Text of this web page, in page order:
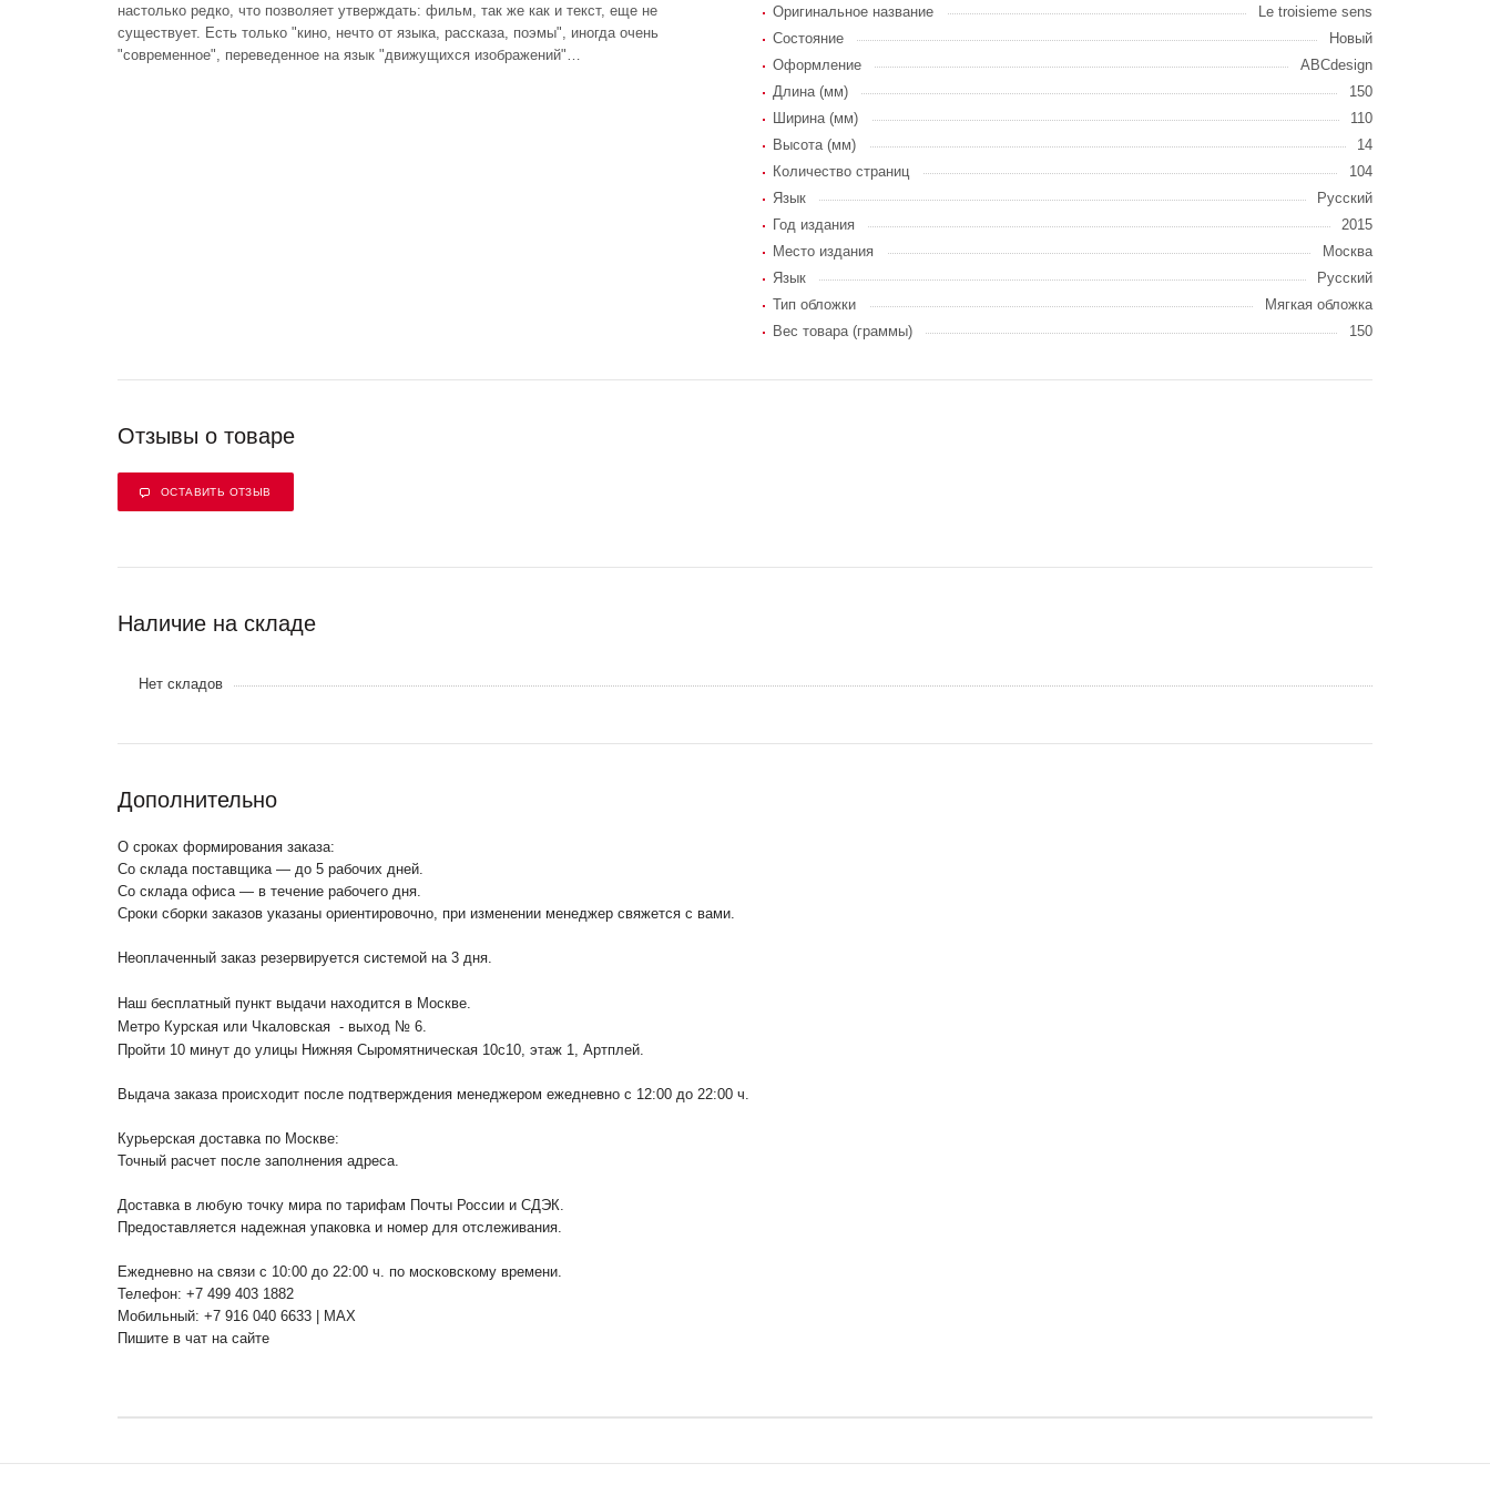
настолько редко, что позволяет утверждать: фильм, так же как и текст, еще не
существует. Есть только "кино, нечто от языка, рассказа, поэмы", иногда очень
"современное", переведенное на язык "движущихся изображений"…
Оригинальное название
Le troisieme sens
Состояние
Новый
Оформление
ABCdesign
Длина (мм)
150
Ширина (мм)
110
Высота (мм)
14
Количество страниц
104
Язык
Русский
Год издания
2015
Место издания
Москва
Язык
Русский
Тип обложки
Мягкая обложка
Вес товара (граммы)
150
Отзывы о товаре
ОСТАВИТЬ ОТЗЫВ
Наличие на складе
Нет складов
Дополнительно
О сроках формирования заказа:
Со склада поставщика — до 5 рабочих дней.
Со склада офиса — в течение рабочего дня.
Сроки сборки заказов указаны ориентировочно, при изменении менеджер свяжется с вами.
Неоплаченный заказ резервируется системой на 3 дня.
Наш бесплатный пункт выдачи находится в Москве.
Метро Курская или Чкаловская - выход № 6.
Пройти 10 минут до улицы Нижняя Сыромятническая 10с10 , этаж 1, Артплей.
Выдача заказа происходит после подтверждения менеджером ежедневно с 12:00 до 22:00 ч.
Курьерская доставка по Москве:
Точный расчет после заполнения адреса.
Доставка в любую точку мира по тарифам Почты России и СДЭК.
Предоставляется надежная упаковка и номер для отслеживания.
Ежедневно на связи с 10:00 до 22:00 ч. по московскому времени.
Телефон: +7 499 403 1882
Мобильный: +7 916 040 6633 | MAX
Пишите в чат на сайте